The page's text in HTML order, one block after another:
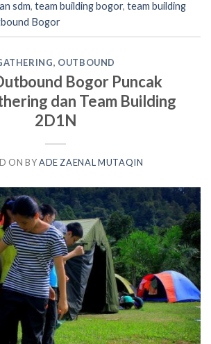
sdm, team building bogor, team building
Bogor
, OUTBOUND
Bogor Puncak
dan Team Building
2D1N
ON BYADE ZAENAL MUTAQIN